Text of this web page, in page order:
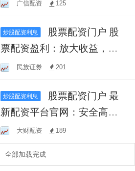
广信配资 125
炒股配资利息
票配资盈利：放大收益，实
现财富增长！
民族证券 201
炒股配资利息
新配资平台官网：安全高
效，助您财富增值！
大财配资 189
全部加载完成